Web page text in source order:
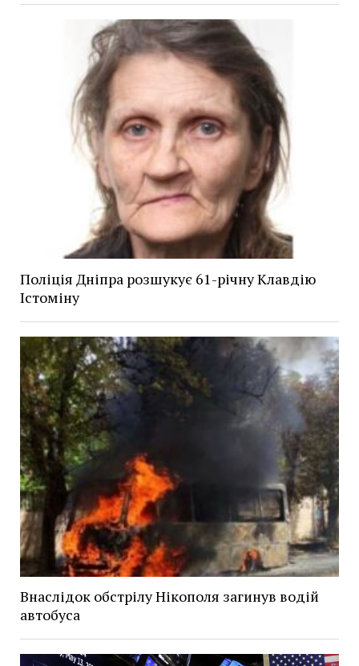
Поліція Дніпра розшукує 61-річну Клавдію
Істоміну
Внаслідок обстрілу Нікополя загинув водій
автобуса